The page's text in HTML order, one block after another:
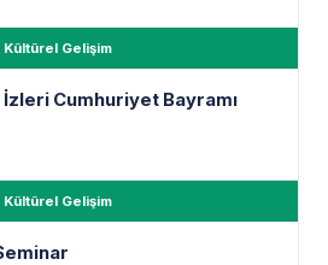
Kültürel Gelişim
İzleri Cumhuriyet Bayramı
Kültürel Gelişim